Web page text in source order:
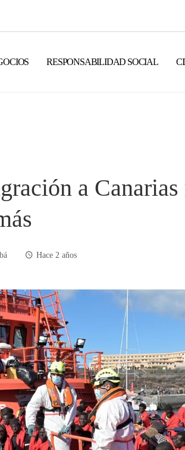
RESPONSABILIDAD SOCIAL
a
Hace 2 años